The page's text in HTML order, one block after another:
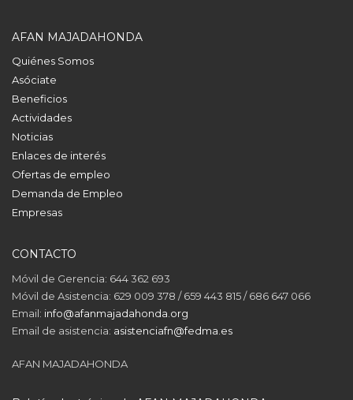
AFAN MAJADAHONDA
Quiénes Somos
Asóciate
Beneficios
Actividades
Noticias
Enlaces de interés
Ofertas de empleo
Demanda de Empleo
Empresas
CONTACTO
Móvil de Gerencia: 644 362 693
Móvil de Asistencia: 629 009 378 / 659 443 815 / 686 647 066
Email: info@afanmajadahonda.org
Email de asistencia: asistenciafn@fedma.es
AFAN MAJADAHONDA